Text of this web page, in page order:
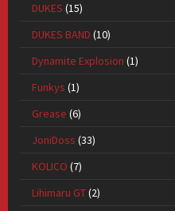
DUKES (15)
DUKES BAND (10)
Dynamite Explosion (1)
Funkys (1)
Grease (6)
JoniDoss (33)
KOLICO (7)
Lihimaru GT(2)